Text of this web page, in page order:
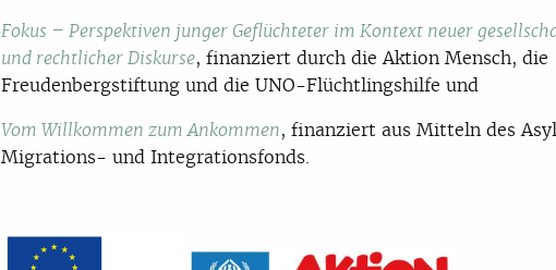
Fokus – Perspektiven junger Geflüchteter im Kontext neuer
und rechtlicher Diskurse, finanziert durch die Aktion Mensch, die
Freudenbergstiftung und die UNO-Flüchtlingshilfe und
Vom Willkommen zum Ankommen, finanziert aus Mitteln des
Migrations- und Integrationsfonds.